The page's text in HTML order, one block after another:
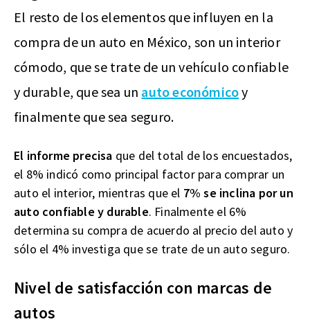
El resto de los elementos que influyen en la
compra de un auto en México, son un interior
cómodo, que se trate de un vehículo confiable
y durable, que sea un auto económicoy
finalmente que sea seguro.
El informe precisa que del total de los encuestados,
el 8% indicó como principal factor para comprar un
auto el interior, mientras que el 7% se inclina por un
auto confiable y durable. Finalmente el 6%
determina su compra de acuerdo al precio del auto y
sólo el 4% investiga que se trate de un auto seguro.
Nivel de satisfacción con marcas de
autos